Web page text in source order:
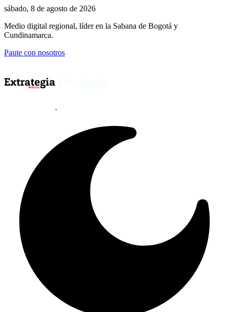
sábado, 8 de agosto de 2026
Medio digital regional, líder en la Sabana de Bogotá y
Cundinamarca.
Paute con nosotros